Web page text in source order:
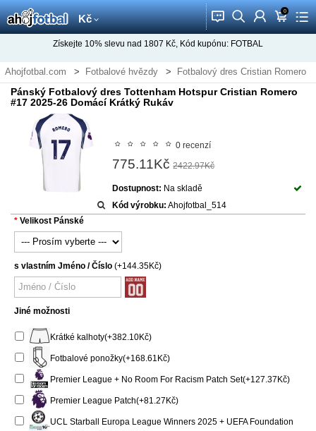
Kč 󰂱 󰂨 󰃳 0
󰃦 󰃖
Získejte 10% slevu nad 1807 Kč, Kód kupónu: FOTBAL
Ahojfotbal.com Fotbalové hvězdy Fotbalový dres Cristian Romero
Pánský Fotbalový dres Tottenham Hotspur Cristian Romero
#17 2025-26 Domácí Krátký Rukáv
0 recenzí
775.11Kč 2422.97Kč
Dostupnost: Na skladě
Kód výrobku: Ahojfotbal_514
Velikost Pánské
s vlastním Jméno / Číslo (+144.35Kč)
Jiné možnosti
Krátké kalhoty(+382.10Kč)
Fotbalové ponožky(+168.61Kč)
Premier League + No Room For Racism Patch Set(+127.37Kč)
Premier League Patch(+81.27Kč)
UCL Starball Europa League Winners 2025 + UEFA Foundation